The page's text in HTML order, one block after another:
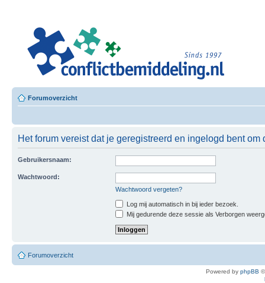
Forumoverzicht
Het forum vereist dat je geregistreerd en ingelogd bent
Gebruikersnaam:
Wachtwoord:
Wachtwoord vergeten?
Log mij automatisch in bij ieder bezoek.
Mij gedurende deze sessie als Verborgen
Forumoverzicht
Powered by phpBB